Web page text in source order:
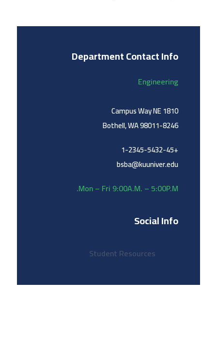
Department Contact Info
Engineering
1810 Campus Way NE
Bothell, WA 98011-8246
+1-2345-5432-45
bsba@kuuniver.edu
Mon – Fri 9:00A.M. – 5:00P.M.
Social Info
Student Resources